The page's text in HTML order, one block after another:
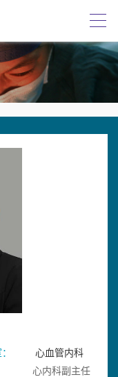
心血管内科
心内科副主任